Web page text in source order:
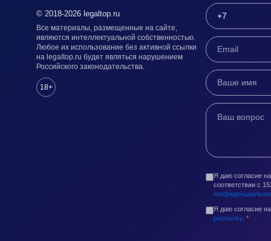
© 2018-2026 legaltop.ru
Все материалы, размещенные на сайте,
являются интеллектуальной собственностью.
Любое их использование без активной ссылки
на legaltop.ru будет являться нарушением
Российского законодательства.
18+
Я даю согласие
соответствии с
Я даю согласие
рассылку. *